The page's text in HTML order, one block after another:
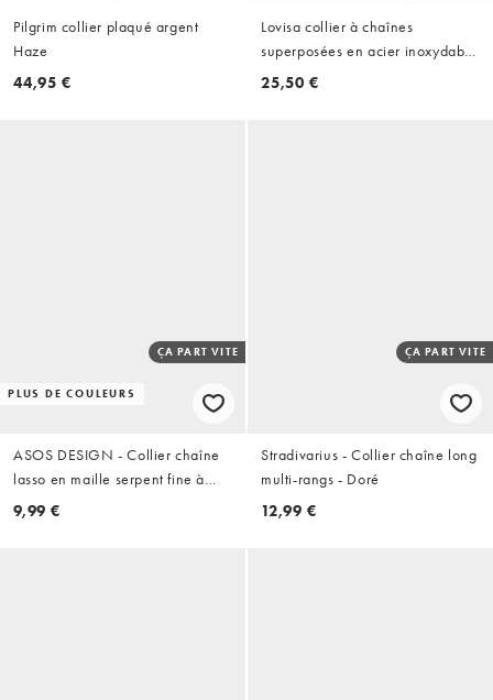
Pilgrim collier plaqué argent
Haze
44,95 €
Lovisa collier à chaînes
superposées en acier inoxydable
plaqué or imperméable doré
25,50 €
PLUS DE COULEURS
ÇA PART VITE
ASOS DESIGN - Collier chaîne
lasso en maille serpent fine à
détails nœud - Doré
9,99 €
ÇA PART VITE
Stradivarius - Collier chaîne long
multi-rangs - Doré
12,99 €